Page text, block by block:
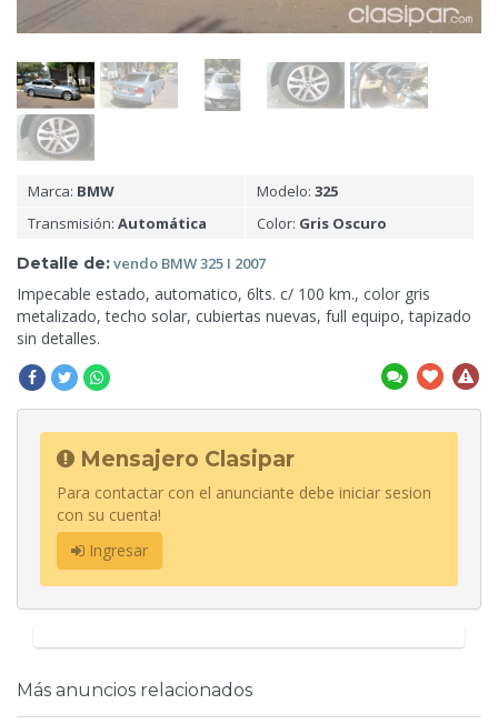
Marca: BMW Modelo: 325
Transmisión: Automática Color: Gris Oscuro
Detalle de:vendo BMW325 I 2007
Impecable estado, automatico, 6lts. c/ 100 km., color gris
metalizado, techo solar, cubiertas nuevas, full equipo, tapizado
sin detalles.
Mensajero Clasipar
Para contactar con el anunciante debe iniciar sesion
con su cuenta!
Ingresar
Más anuncios relacionados